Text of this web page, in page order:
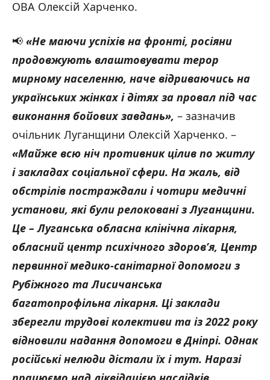
ОВА Олексій Харченко.
📢 «Не маючи успіхів на фронті, росіяни
продовжують влаштовувати терор
мирному населенню, наче відриваючись на
українських жінках і дітях за провал під час
виконання бойових завдань», – зазначив
очільник Луганщини Олексій Харченко. –
«Майже всю ніч противник цілив по житлу
і закладах соціальної сфери. На жаль, від
обстрілів постраждали і чотири медичні
установи, які були релоковані з Луганщини.
Це – Луганська обласна клінічна лікарня,
обласний центр психічного здоров’я, Центр
первинної медико-санітарної допомоги з
Рубіжного та Лисичанська
багатопрофільна лікарня. Ці заклади
зберегли трудові колективи та із 2022 року
відновили надання допомоги в Дніпрі. Однак
російські нелюди дістали їх і тут. Наразі